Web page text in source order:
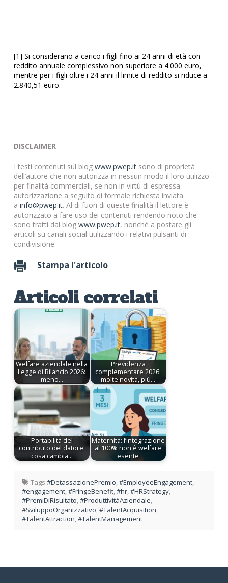
[1] Si considerano a carico i figli fino ai 24 anni di età con
reddito annuale complessivo non superiore a 4.000 euro,
mentre per i figli oltre i 24 anni il limite di reddito si riduce a
2.840,51 euro.
DISCLAIMER
I testi contenuti sul blog www.pwep.itsono di proprietà
dell’autore che non autorizza in nessun modo il loro utilizzo
per finalità commerciali, se non in virtù di espressa
autorizzazione a seguito di formale richiesta inviata
a info@pwep.it. Al di fuori di queste finalità il lettore è
autorizzato a fare uso dei contenuti rendendo noto che
sono tratti dal blog www.pwep.it, nonché a postare gli
articoli su canali social utilizzando i relativi pulsanti di
condivisione.
Stampa l'articolo
Articoli correlati
Welfare aziendale nella
Legge di Bilancio 2026:
meno…
Previdenza
complementare 2026:
molte novità, più…
Portabilità del
contributo del datore:
cosa cambia…
Maternità: l’integrazione
al 100% non è welfare
esente
Tags:#DetassazionePremio,#EmployeeEngagement,
#engagement,#FringeBenefit,#hr,#HRStrategy,
#PremiDiRisultato,#ProduttivitàAziendale,
#SviluppoOrganizzativo,#TalentAcquisition,
#TalentAttraction,#TalentManagement